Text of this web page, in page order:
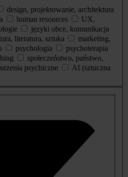
design, projektowanie, architektura
human resources
UX,
języki obce, komunikacja
literatura, sztuka
marketing,
psychologia
psychoterapia
społeczeństwo, państwo,
psychiczne
AI (sztuczna